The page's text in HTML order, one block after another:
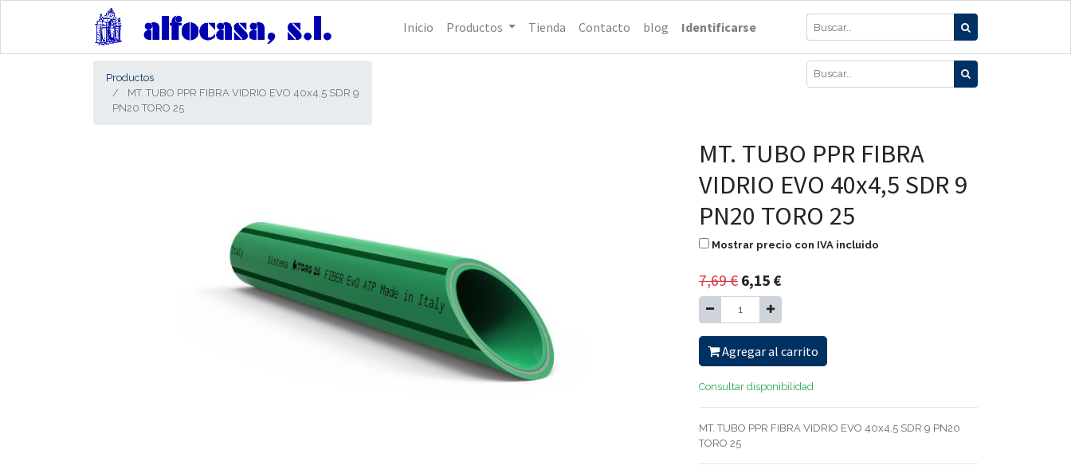
Inicio Productos Tienda Contacto blog Identificarse
Productos
MT. TUBO PPR FIBRA VIDRIO EVO 40x4,5 SDR 9
PN20 TORO 25
MT. TUBO PPR FIBRA
VIDRIO EVO 40x4,5 SDR 9
PN20 TORO 25
Mostrar precio con IVA incluido
7,69€ 6,15 €
Agregar al carrito
Consultar disponibilidad
MT. TUBO PPR FIBRA VIDRIO EVO 40x4,5 SDR 9 PN20
TORO 25